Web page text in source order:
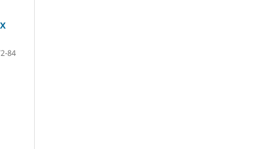
84